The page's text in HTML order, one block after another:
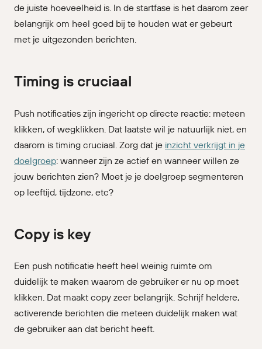
de juiste hoeveelheid is. In de startfase is het daarom zeer
belangrijk om heel goed bij te houden wat er gebeurt
met je uitgezonden berichten.
Timing is cruciaal
Push notificaties zijn ingericht op directe reactie: meteen
klikken, of wegklikken. Dat laatste wil je natuurlijk niet, en
daarom is timing cruciaal. Zorg dat je inzicht verkrijgt in je
doelgroep: wanneer zijn ze actief en wanneer willen ze
jouw berichten zien? Moet je je doelgroep segmenteren
op leeftijd, tijdzone, etc?
Copy is key
Een push notificatie heeft heel weinig ruimte om
duidelijk te maken waarom de gebruiker er nu op moet
klikken. Dat maakt copy zeer belangrijk. Schrijf heldere,
activerende berichten die meteen duidelijk maken wat
de gebruiker aan dat bericht heeft.